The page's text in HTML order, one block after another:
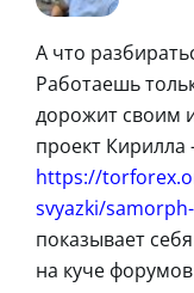
А что
Работаешь
дорожит своим
проект Кирилла
https://
svyazki/
показывает
на куче форумов